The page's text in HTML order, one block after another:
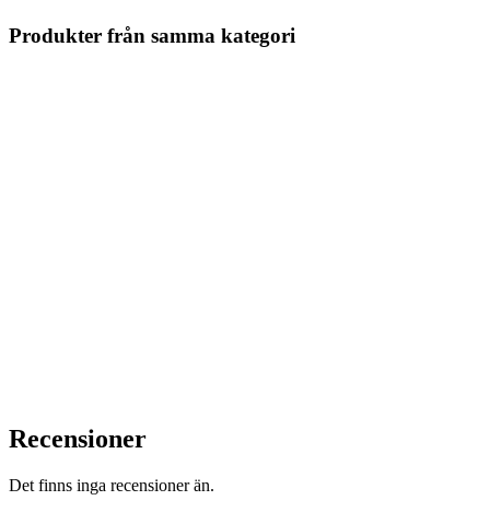
Produkter från samma kategori
Recensioner
Det finns inga recensioner än.